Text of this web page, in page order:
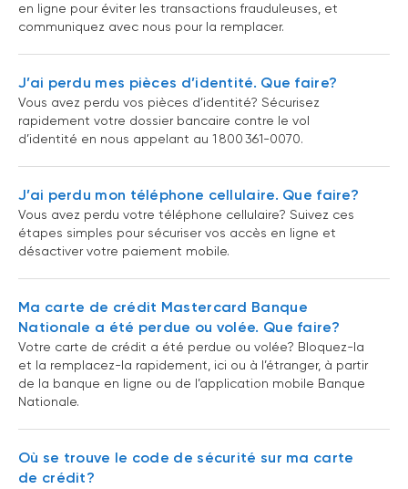
en ligne pour éviter les transactions frauduleuses, et
communiquez avec nous pour la remplacer.
J’ai perdu mes pièces d’identité. Que faire?
Vous avez perdu vos pièces d’identité? Sécurisez
rapidement votre dossier bancaire contre le vol
d’identité en nous appelant au 1 800 361-0070.
J’ai perdu mon téléphone cellulaire. Que faire?
Vous avez perdu votre téléphone cellulaire? Suivez ces
étapes simples pour sécuriser vos accès en ligne et
désactiver votre paiement mobile.
Ma carte de crédit Mastercard Banque
Nationale a été perdue ou volée. Que faire?
Votre carte de crédit a été perdue ou volée? Bloquez-la
et la remplacez-la rapidement, ici ou à l’étranger, à partir
de la banque en ligne ou de l’application mobile Banque
Nationale.
Où se trouve le code de sécurité sur ma carte
de crédit?